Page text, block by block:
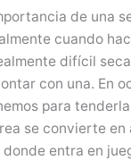
de una
cuando
difícil
con una. En
para
se convierte en
entra en